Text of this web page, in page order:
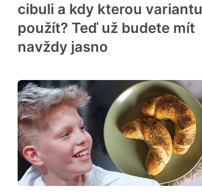
cibuli a kdy kterou variantu
použít? Teď už budete mít
navždy jasno